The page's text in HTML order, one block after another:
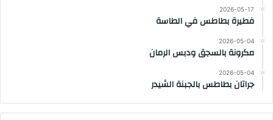
2026-05-17
فطيرة بطاطس في الطاسة
2026-05-04
مكرونة بالسجق ودبس الرمان
2026-05-04
جراتان بطاطس بالجبنة الشيدر